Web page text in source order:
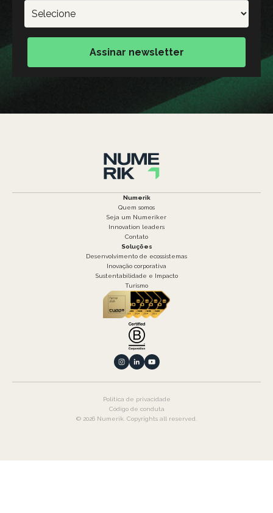
Assinar newsletter
Numerik
Quem somos
Seja um Numeriker
Innovation leaders
Contato
Soluções
Desenvolvimento de ecossistemas
Inovação corporativa
Sustentabilidade e Impacto
Turismo
© 2026 Numerik. Copyrights all reserved.
Política de privacidade
Código de conduta